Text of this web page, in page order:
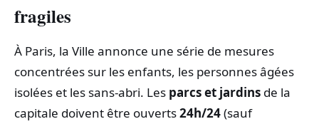
fragiles
À Paris, la Ville annonce une série de mesures
concentrées sur les enfants, les personnes âgées
isolées et les sans-abri. Les parcs et jardins de la
capitale doivent être ouverts24h/24(sauf